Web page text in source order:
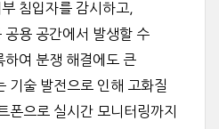
침입자를 감시하고,
공용 공간에서 발생할 수
하여 분쟁 해결에도 큰
기술 발전으로 인해 고화질
폰으로 실시간 모니터링까지